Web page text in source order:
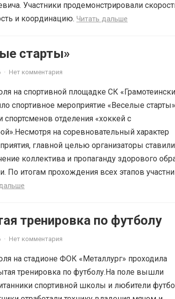
Участники продемонстрировали
и координацию. Читать дальше
старты»
· Нет комментария
на спортивной площадке СК
спортивное мероприятие «Веселые старты»
спортсменов отделения «хоккей с
на соревновательный характер
главной целью организаторы ставили
коллектива и пропаганду здорового
По итогам прохождения всех этапов
тренировка по футболу
· Нет комментария
на стадионе ФОК «Металлург» проходила
тренировка по футболу.На поле вышли
спортивной школы и любители